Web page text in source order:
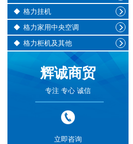
格力挂机
格力家用中央空调
格力柜机及其他
辉诚商贸
专注 专心 诚信
立即咨询